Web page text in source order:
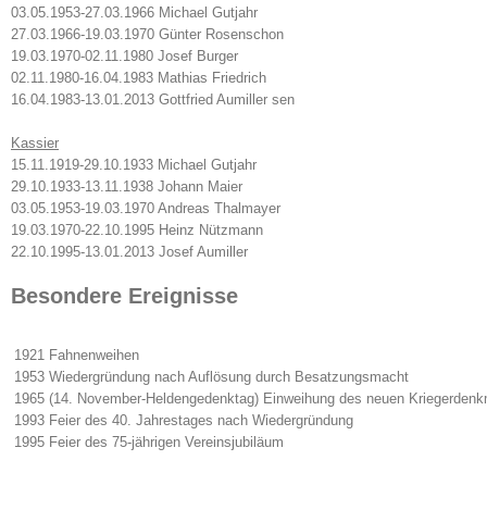
03.05.1953-27.03.1966 Michael Gutjahr
27.03.1966-19.03.1970 Günter Rosenschon
19.03.1970-02.11.1980 Josef Burger
02.11.1980-16.04.1983 Mathias Friedrich
16.04.1983-13.01.2013 Gottfried Aumiller sen
Kassier
15.11.1919-29.10.1933 Michael Gutjahr
29.10.1933-13.11.1938 Johann Maier
03.05.1953-19.03.1970 Andreas Thalmayer
19.03.1970-22.10.1995 Heinz Nützmann
22.10.1995-13.01.2013 Josef Aumiller
Besondere Ereignisse
1921 Fahnenweihen
1953 Wiedergründung nach Auflösung durch Besatzungsmacht
1965 (14. November-Heldengedenktag) Einweihung des neuen
1993 Feier des 40. Jahrestages nach Wiedergründung
1995 Feier des 75-jährigen Vereinsjubiläum